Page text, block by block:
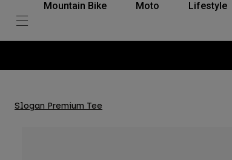
Mountain Bike Moto Lifestyle
Slogan Premium Tee